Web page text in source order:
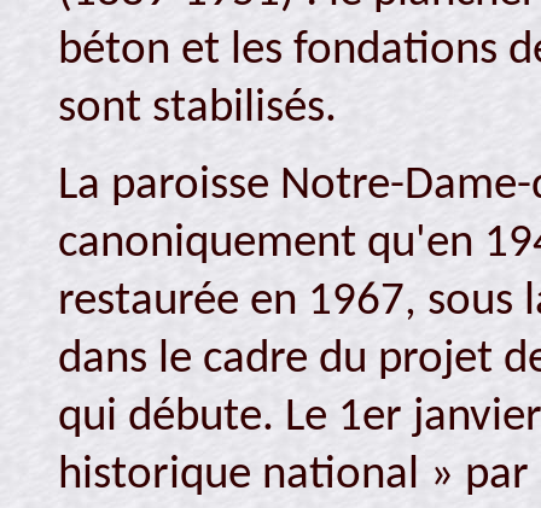
béton et les fondations
sont stabilisés.
La paroisse Notre-
canoniquement qu'en
restaurée en 1967, sous
dans le cadre du projet
qui débute. Le 1er
historique national » par